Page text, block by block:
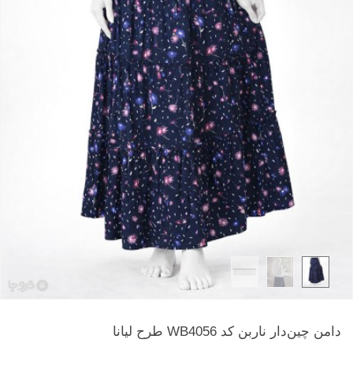
دامن چین‌دار ناربن کد WB4056 طرح لیانا